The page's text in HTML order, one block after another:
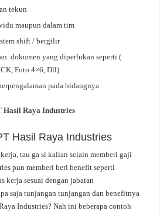
tekun
maupun dalam tim
shift / bergilir
dokumen yang diperlukan seperti (
Foto 4×6, Dll)
pada bidangnya
Raya Industries
Hasil Raya Industries
tau ga si kalian selain memberi gaji
pun memberi beri benefit seperti
kerja sesuai dengan jabatan
saja tunjangan tunjangan dan benefitnya
Industries? Nah ini beberapa contoh